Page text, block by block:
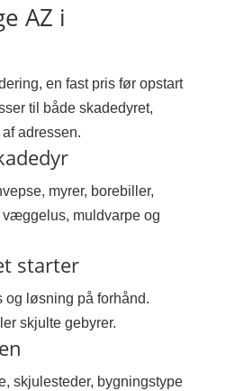
AZ i
en fast pris før opstart
til både skadedyret,
adressen.
myrer, borebiller,
muldvarpe og
starter
og løsning på forhånd.
skjulte gebyrer.
skjulesteder, bygningstype